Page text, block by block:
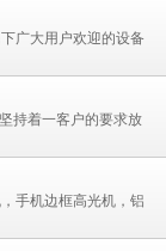
广大用户欢迎的设备
持着一客户的要求放
手机边框高光机，铝